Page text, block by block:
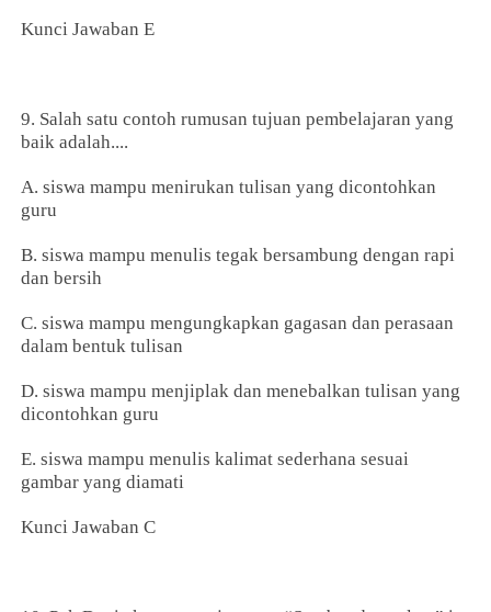
Kunci Jawaban E
9. Salah satu contoh rumusan tujuan pembelajaran yang
baik adalah....
A. siswa mampu menirukan tulisan yang dicontohkan
guru
B. siswa mampu menulis tegak bersambung dengan rapi
dan bersih
C. siswa mampu mengungkapkan gagasan dan perasaan
dalam bentuk tulisan
D. siswa mampu menjiplak dan menebalkan tulisan yang
dicontohkan guru
E. siswa mampu menulis kalimat sederhana sesuai
gambar yang diamati
Kunci Jawaban C